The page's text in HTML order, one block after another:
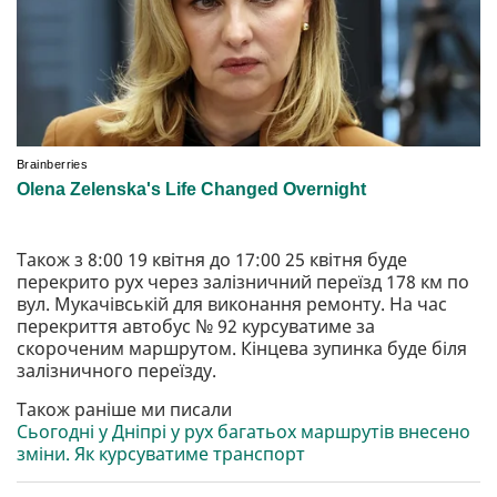
Також з 8:00 19 квітня до 17:00 25 квітня буде
перекрито рух через залізничний переїзд 178 км по
вул. Мукачівській для виконання ремонту. На час
перекриття автобус № 92 курсуватиме за
скороченим маршрутом. Кінцева зупинка буде біля
залізничного переїзду.
Також раніше ми писали
Сьогодні у Дніпрі у рух багатьох маршрутів внесено
зміни. Як курсуватиме транспорт